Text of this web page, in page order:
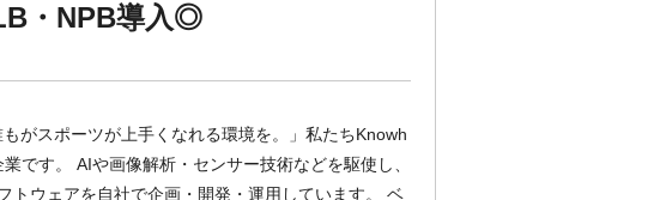
・NPB導入◎
がスポーツが上手くなれる環境を。」私たちKnowh
です。 AIや画像解析・センサー技術などを駆使し、
トウェアを自社で企画・開発・運用しています。 ベ